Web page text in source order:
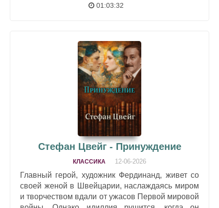
01:03:32
Стефан Цвейг - Принуждение
КЛАССИКА 12-06-2026
Главный герой, художник Фердинанд, живет со
своей женой в Швейцарии, наслаждаясь миром
и творчеством вдали от ужасов Первой мировой